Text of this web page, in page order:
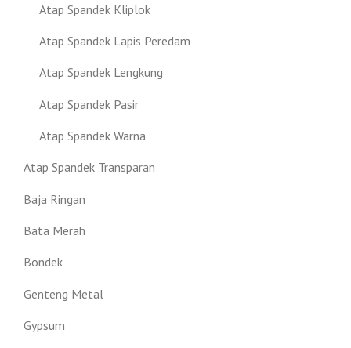
Atap Spandek Kliplok
Atap Spandek Lapis Peredam
Atap Spandek Lengkung
Atap Spandek Pasir
Atap Spandek Warna
Atap Spandek Transparan
Baja Ringan
Bata Merah
Bondek
Genteng Metal
Gypsum